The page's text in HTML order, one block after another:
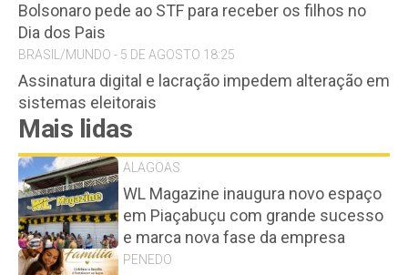
Bolsonaro pede ao STF para receber os filhos no
Dia dos Pais
BRASIL/MUNDO - 5 DE AGOSTO 18:25
Assinatura digital e lacração impedem alteração em
sistemas eleitorais
Mais lidas
ALAGOAS
WL Magazine inaugura novo espaço
em Piaçabuçu com grande sucesso
e marca nova fase da empresa
PENEDO